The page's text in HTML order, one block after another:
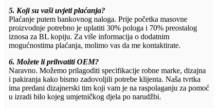
5. Koji su vaši uvjeti plaćanja?
Plaćanje putem bankovnog naloga. Prije početka masovne
proizvodnje potrebno je uplatiti 30% pologa i 70% preostalog
iznosa za BL kopiju. Za više informacija o dodatnim
mogućnostima plaćanja, molimo vas da me kontaktirate.
6. Možete li prihvatiti OEM?
Naravno. Možemo prilagoditi specifikacije robne marke, dizajna
i pakiranja kako bismo zadovoljili potrebe klijenta. Naša tvrtka
ima predani dizajnerski tim koji vam je na raspolaganju za pomoć
u izradi bilo kojeg umjetničkog djela po narudžbi.